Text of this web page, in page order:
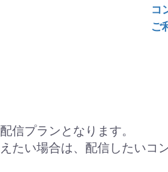
コ
ご
信プランとなります。
たい場合は、配信したいコ